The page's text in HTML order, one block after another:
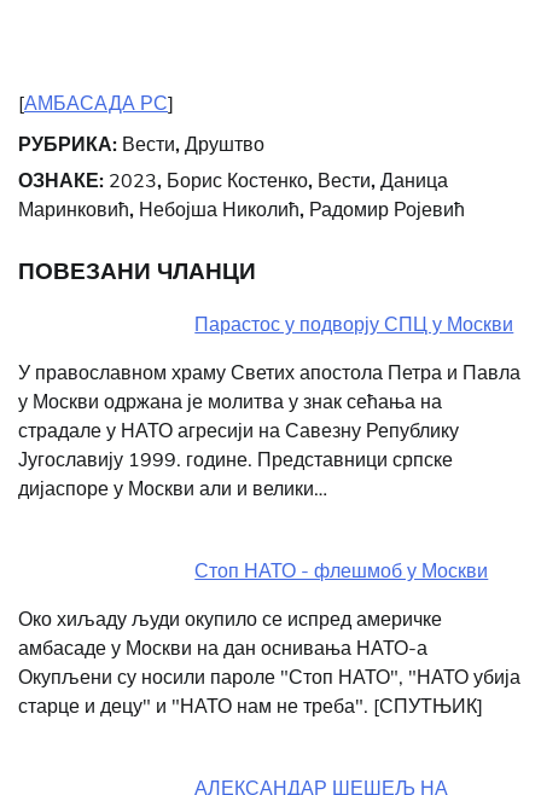
[АМБАСАДА РС]
РУБРИКА: Вести, Друштво
ОЗНАКЕ: 2023, Борис Костенко, Вести, Даница
Маринковић, Небојша Николић, Радомир Ројевић
ПОВЕЗАНИ ЧЛАНЦИ
Парастос у подворју СПЦ у Москви
У православном храму Светих апостола Петра и Павла
у Москви одржана је молитва у знак сећања на
страдале у НАТО агресији на Савезну Републику
Југославију 1999. године. Представници српске
дијаспоре у Москви али и велики…
Стоп НАТО - флешмоб у Москви
Око хиљаду људи окупило се испред америчке
амбасаде у Москви на дан оснивања НАТО-а
Окупљени су носили пароле "Стоп НАТО", "НАТО убија
старце и децу" и "НАТО нам не треба". [СПУТЊИК]
АЛЕКСАНДАР ШЕШЕЉ НА